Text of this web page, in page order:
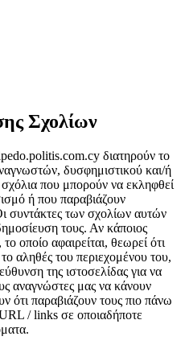
Σχολίων
διατηρούν το
δυσφημιστικού και/ή
που μπορούν να εκληφθεί
ή που παραβιάζουν
συντάκτες των σχολίων αυτών
τους. Αν κάποιος
οποίο αφαιρείται, θεωρεί ότι
αληθές του περιεχομένου του,
της ιστοσελίδας για να
αναγνώστες μας να κάνουν
ότι παραβιάζουν τους πιο πάνω
/ links σε οποιαδήποτε